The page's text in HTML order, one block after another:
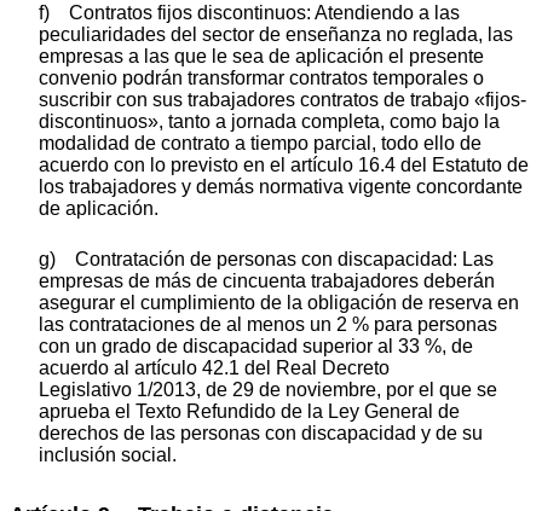
f) Contratos fijos discontinuos: Atendiendo a las
peculiaridades del sector de enseñanza no reglada, las
empresas a las que le sea de aplicación el presente
convenio podrán transformar contratos temporales o
suscribir con sus trabajadores contratos de trabajo «fijos-
discontinuos», tanto a jornada completa, como bajo la
modalidad de contrato a tiempo parcial, todo ello de
acuerdo con lo previsto en el artículo 16.4 del Estatuto de
los trabajadores y demás normativa vigente concordante
de aplicación.
g) Contratación de personas con discapacidad: Las
empresas de más de cincuenta trabajadores deberán
asegurar el cumplimiento de la obligación de reserva en
las contrataciones de al menos un 2 % para personas
con un grado de discapacidad superior al 33 %, de
acuerdo al artículo 42.1 del Real Decreto
Legislativo 1/2013, de 29 de noviembre, por el que se
aprueba el Texto Refundido de la Ley General de
derechos de las personas con discapacidad y de su
inclusión social.